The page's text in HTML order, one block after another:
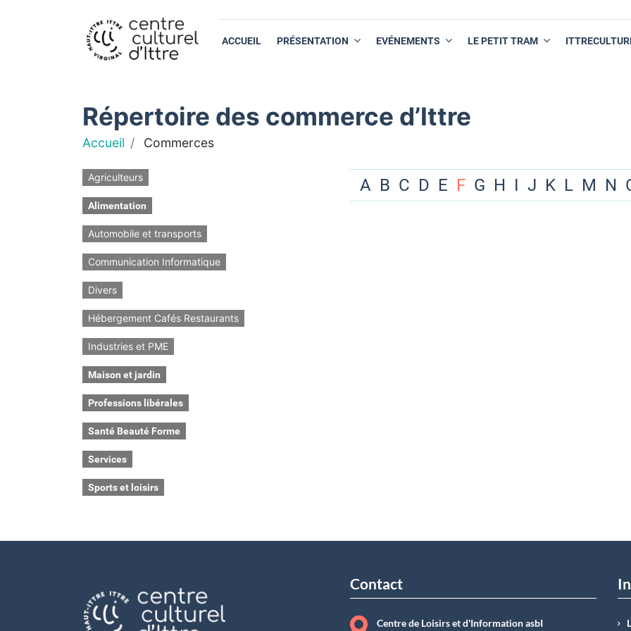
ACCUEIL PRÉSENTATION EVÉNEMENTS LE PETIT TRAM
Répertoire des commerce d’Ittre
Accueil Commerces
Agriculteurs
Alimentation
Automobile et transports
Communication Informatique
Divers
Hébergement Cafés Restaurants
Industries et PME
Maison et jardin
Professions libérales
Santé Beauté Forme
Services
Sports et loisirs
A B C D E F G H I J K L M N
Contact
Centre de Loisirs et d'Information asbI